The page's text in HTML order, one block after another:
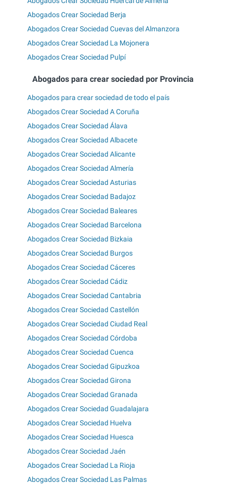
Abogados Crear Sociedad Berja
Abogados Crear Sociedad Cuevas del Almanzora
Abogados Crear Sociedad La Mojonera
Abogados Crear Sociedad Pulpí
Abogados para crear sociedad por Provincia
Abogados para crear sociedad de todo el país
Abogados Crear Sociedad A Coruña
Abogados Crear Sociedad Álava
Abogados Crear Sociedad Albacete
Abogados Crear Sociedad Alicante
Abogados Crear Sociedad Almería
Abogados Crear Sociedad Asturias
Abogados Crear Sociedad Badajoz
Abogados Crear Sociedad Baleares
Abogados Crear Sociedad Barcelona
Abogados Crear Sociedad Bizkaia
Abogados Crear Sociedad Burgos
Abogados Crear Sociedad Cáceres
Abogados Crear Sociedad Cádiz
Abogados Crear Sociedad Cantabria
Abogados Crear Sociedad Castellón
Abogados Crear Sociedad Ciudad Real
Abogados Crear Sociedad Córdoba
Abogados Crear Sociedad Cuenca
Abogados Crear Sociedad Gipuzkoa
Abogados Crear Sociedad Girona
Abogados Crear Sociedad Granada
Abogados Crear Sociedad Guadalajara
Abogados Crear Sociedad Huelva
Abogados Crear Sociedad Huesca
Abogados Crear Sociedad Jaén
Abogados Crear Sociedad La Rioja
Abogados Crear Sociedad Las Palmas